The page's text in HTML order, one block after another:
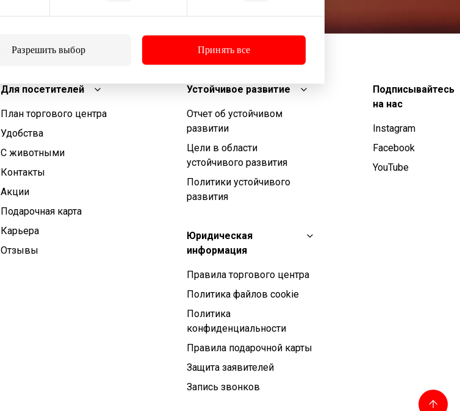
Разрешить выбор Принять все
Для посетителей
План торгового центра
Удобства
С животными
Контакты
Aкции
Подарочная карта
Карьера
Отзывы
Устойчивое развитие
Отчет об устойчивом
развитии
Цели в области
устойчивого развития
Политики устойчивого
развития
Юридическая
информация
Правила торгового центра
Политика файлов cookie
Политика
конфиденциальности
Правила подарочной карты
Защита заявителей
Запись звонков
Подписывайтесь
на нас
Instagram
Facebook
YouTube